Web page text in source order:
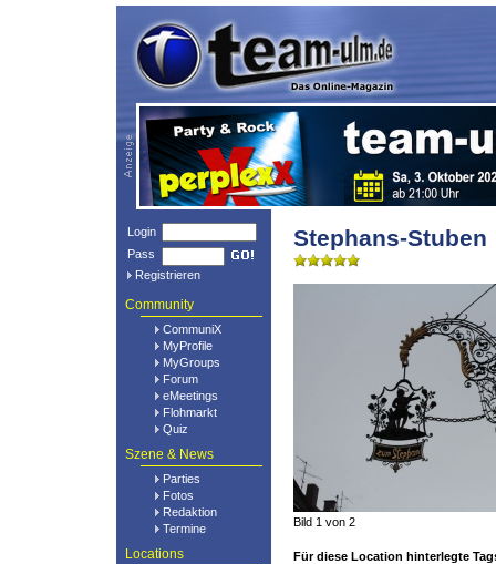
Login
Pass
Registrieren
Community
CommuniX
MyProfile
MyGroups
Forum
eMeetings
Flohmarkt
Quiz
Szene & News
Parties
Fotos
Redaktion
Termine
Locations
Stephans-Stuben
Bild 1 von 2
Für diese Location hinterlegte